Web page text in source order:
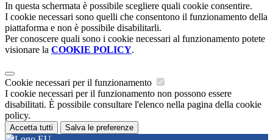
In questa schermata è possibile scegliere quali cookie consentire.
I cookie necessari sono quelli che consentono il funzionamento della
piattaforma e non è possibile disabilitarli.
Per conoscere quali sono i cookie necessari al funzionamento potete
visionare la COOKIE POLICY.
Cookie necessari per il funzionamento
I cookie necessari per il funzionamento non possono essere
disabilitati. È possibile consultare l'elenco nella pagina della cookie
policy.
Accetta tutti Salva le preferenze